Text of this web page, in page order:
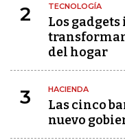
2 TECNOLOGÍA
Los
del hogar
3 HACIENDA
Las cinco
nuevo